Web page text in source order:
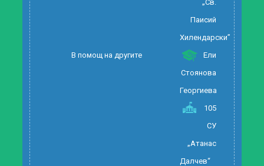
„Св.
Паисий
Хилендарски”
В помощ на другите
Ели
Стоянова
Георгиева
105
СУ
„Атанас
Далчев“